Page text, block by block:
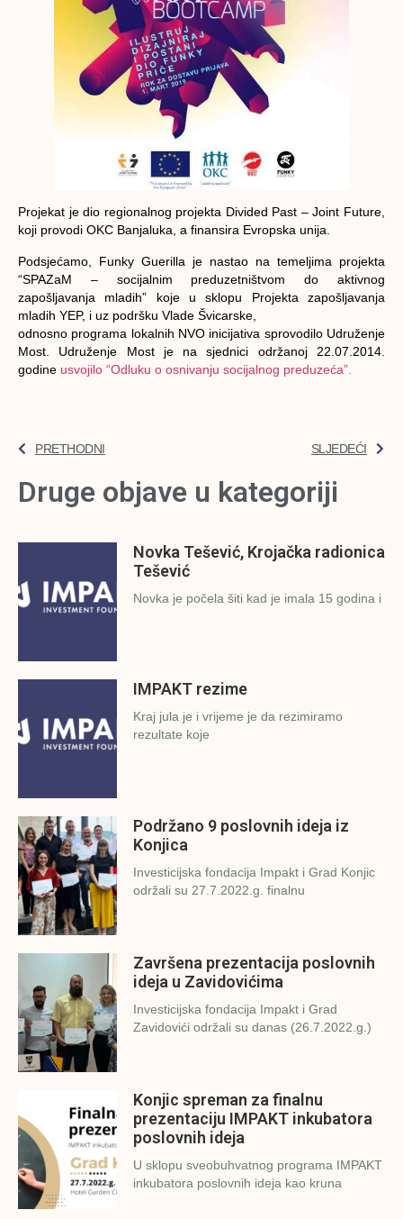
Projekat je dio regionalnog projekta Divided Past – Joint Future,
koji provodi OKC Banjaluka, a finansira Evropska unija.
Podsjećamo, Funky Guerilla je nastao na temeljima projekta
“SPAZaM – socijalnim preduzetništvom do aktivnog
zapošljavanja mladih” koje u sklopu Projekta zapošljavanja
mladih YEP, i uz podršku Vlade Švicarske,
odnosno programa lokalnih NVO inicijativa sprovodilo Udruženje
Most. Udruženje Most je na sjednici održanoj 22.07.2014.
godine usvojilo “Odluku o osnivanju socijalnog preduzeća”.
PRETHODNI SLJEDEĆI
Druge objave u kategoriji
Novka Tešević, Krojačka radionica
Tešević
Novka je počela šiti kad je imala 15 godina i
IMPAKT rezime
Kraj jula je i vrijeme je da rezimiramo
rezultate koje
Podržano 9 poslovnih ideja iz
Konjica
Investicijska fondacija Impakt i Grad Konjic
održali su 27.7.2022.g. finalnu
Završena prezentacija poslovnih
ideja u Zavidovićima
Investicijska fondacija Impakt i Grad
Zavidovići održali su danas (26.7.2022.g.)
Konjic spreman za finalnu
prezentaciju IMPAKT inkubatora
poslovnih ideja
U sklopu sveobuhvatnog programa IMPAKT
inkubatora poslovnih ideja kao kruna